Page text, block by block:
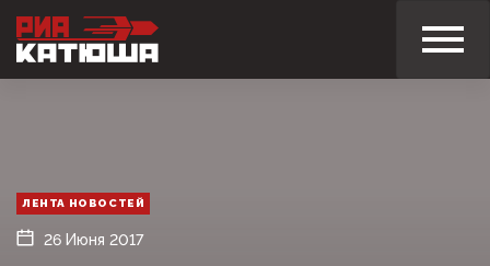
ЛЕНТА НОВОСТЕЙ
26 Июня 2017